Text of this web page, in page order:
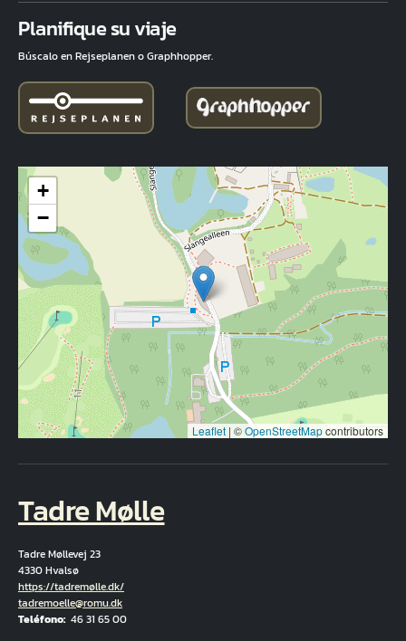
Planifique su viaje
Búscalo en Rejseplanen o Graphhopper.
+
−
Leaflet | ©OpenStreetMapcontributors
Tadre Mølle
Tadre Møllevej 23
4330 Hvalsø
Hjemmeside
https://tadremølle.dk/
Correo electrónico
tadremoelle@romu.dk
Teléfono 46 31 65 00